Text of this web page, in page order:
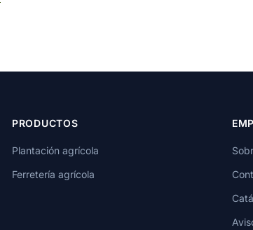
PRODUCTOS
Plantación agrícola
Ferretería agrícola